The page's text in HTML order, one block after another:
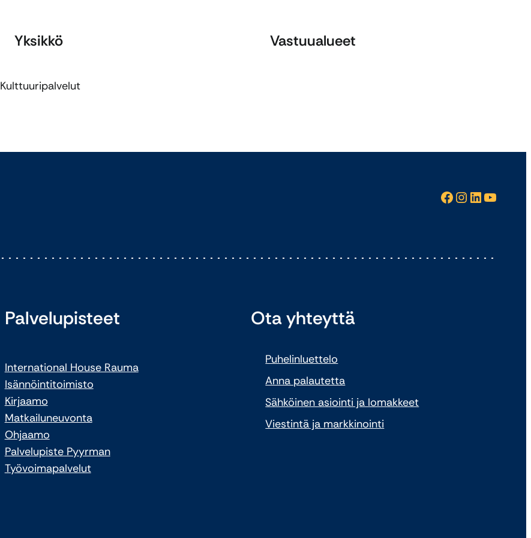
Yksikkö
Kulttuuripalvelut
Vastuualueet
Facebook InstagramLinkedIn YouTube
Palvelupisteet
International House Rauma
Isännöintitoimisto
Kirjaamo
Matkailuneuvonta
Ohjaamo
Palvelupiste Pyyrman
Työvoimapalvelut
Ota yhteyttä
Puhelinluettelo
Anna palautetta
Sähköinen asiointi ja lomakkeet
Viestintä ja markkinointi